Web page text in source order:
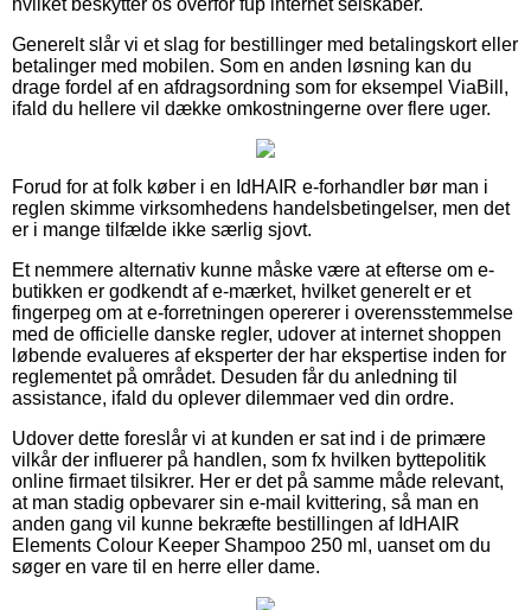
Generelt slår vi et slag for bestillinger med betalingskort eller
betalinger med mobilen. Som en anden løsning kan du
drage fordel af en afdragsordning som for eksempel ViaBill,
ifald du hellere vil dække omkostningerne over flere uger.
Forud for at folk køber i en IdHAIR e-forhandler bør man i
reglen skimme virksomhedens handelsbetingelser, men det
er i mange tilfælde ikke særlig sjovt.
Et nemmere alternativ kunne måske være at efterse om e-
butikken er godkendt af e-mærket, hvilket generelt er et
fingerpeg om at e-forretningen opererer i overensstemmelse
med de officielle danske regler, udover at internet shoppen
løbende evalueres af eksperter der har ekspertise inden for
reglementet på området. Desuden får du anledning til
assistance, ifald du oplever dilemmaer ved din ordre.
Udover dette foreslår vi at kunden er sat ind i de primære
vilkår der influerer på handlen, som fx hvilken byttepolitik
online firmaet tilsikrer. Her er det på samme måde relevant,
at man stadig opbevarer sin e-mail kvittering, så man en
anden gang vil kunne bekræfte bestillingen af IdHAIR
Elements Colour Keeper Shampoo 250 ml, uanset om du
søger en vare til en herre eller dame.